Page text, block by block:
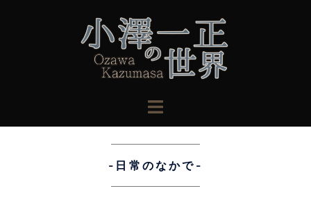
-日常のなかで-